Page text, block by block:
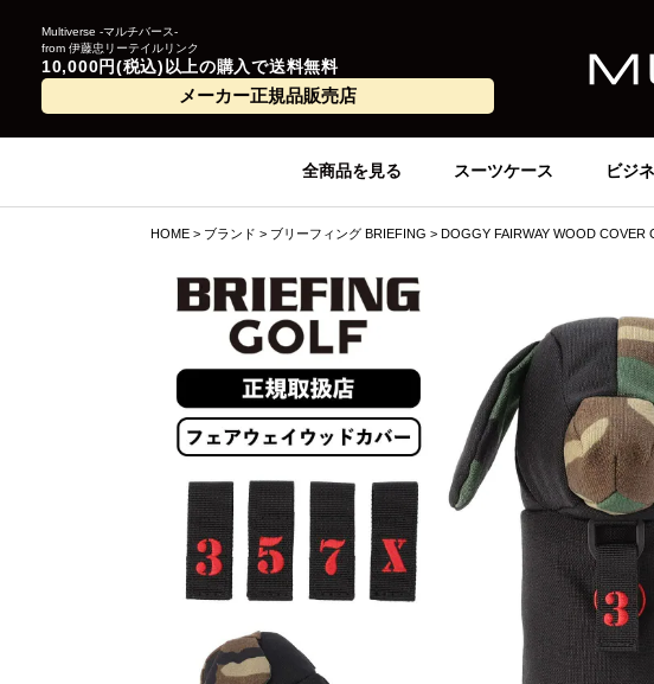
Multiverse -マルチバース-
from 伊藤忠リーテイルリンク
10,000円(税込)以上の購入で送料無料
メーカー正規品販売店
全商品を見る スーツケース ビジ
HOME ブランド ブリーフィング BRIEFING DOGGY FAIRWAY WOOD COVER